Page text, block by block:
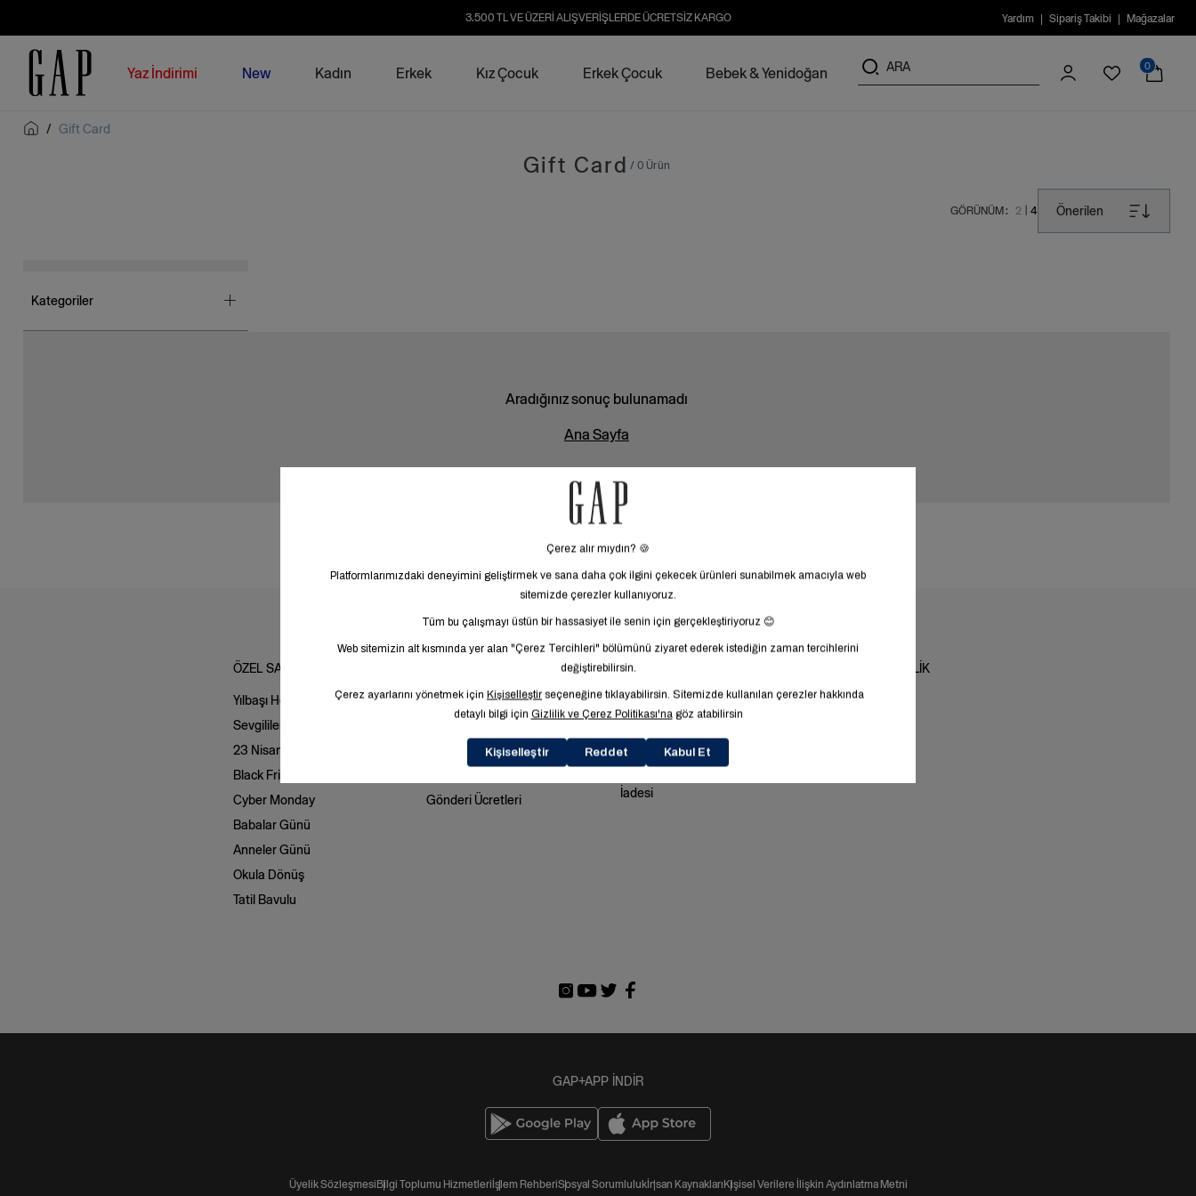
3.500 TL VE ÜZERİ ALIŞVERİŞLERDE ÜCRETSİZ KARGO Yardım Sipariş Takibi Mağazalar
Yaz İndirimi New Kadın Erkek Kız Çocuk Erkek Çocuk Bebek & Yenidoğan 0
/ Gift Card
Gift Card / 0 Ürün
GÖRÜNÜM : 2 4 Önerilen
Kategoriler
Aradığınız sonuç bulunamadı
Ana Sayfa
ÖZEL SAYFALAR
Yılbaşı Hediye Önerileri
Sevgililer Günü
23 Nisan
Black Friday
Cyber Monday
Babalar Günü
Anneler Günü
Okula Dönüş
Tatil Bavulu
Sık Sorulan Sorular
Mağazalarımız
Gönderi Ücretleri
ALIŞVERİŞ
Beden Tablosu
E-arşiv Fatura
İadesi
SÜRDÜRÜLEBİLİRLİK
Gap For Good
GAP+APP İNDİR
Üyelik Sözleşmesi Bilgi Toplumu Hizmetleri İşlem RehberiSosyal Sorumlulukİnsan Kaynakları Kişisel Verilere İlişkin Aydınlatma Metni